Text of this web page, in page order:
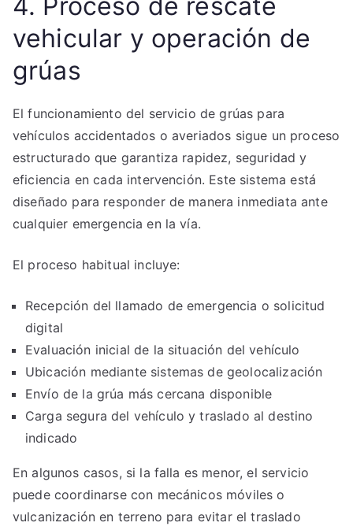
vehicular y operación de
grúas
El funcionamiento del servicio de grúas para
vehículos accidentados o averiados sigue un proceso
estructurado que garantiza rapidez, seguridad y
eficiencia en cada intervención. Este sistema está
diseñado para responder de manera inmediata ante
cualquier emergencia en la vía.
El proceso habitual incluye:
Recepción del llamado de emergencia o solicitud
digital
Evaluación inicial de la situación del vehículo
Ubicación mediante sistemas de geolocalización
Envío de la grúa más cercana disponible
Carga segura del vehículo y traslado al destino
indicado
En algunos casos, si la falla es menor, el servicio
puede coordinarse con mecánicos móviles o
vulcanización en terreno para evitar el traslado